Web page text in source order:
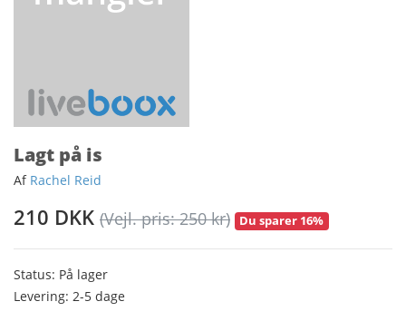
Lagt på is
Af Rachel Reid
210 DKK (Vejl. pris: 250 kr) Du sparer 16%
Status: På lager
Levering: 2-5 dage